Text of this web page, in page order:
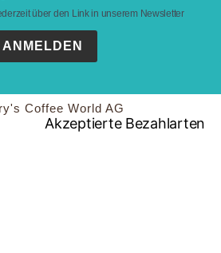
über den Link in unserem Newsletter
ANMELDEN
Coffee World AG